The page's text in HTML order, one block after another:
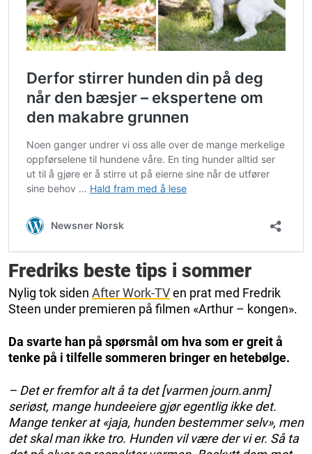
Fredriks beste tips i sommer
Nylig tok siden After Work-TVen prat med Fredrik
Steen under premieren på filmen «Arthur – kongen».
Da svarte han på spørsmål om hva som er greit å
tenke på i tilfelle sommeren bringer en hetebølge.
– Det er fremfor alt å ta det [varmen journ.anm]
seriøst, mange hundeeiere gjør egentlig ikke det.
Mange tenker at «jaja, hunden bestemmer selv», men
det skal man ikke tro. Hunden vil være der vi er. Så ta